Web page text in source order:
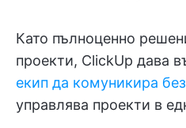
Като пълноценно
проекти, ClickUp дава
екип да комуникира
управлява проекти в